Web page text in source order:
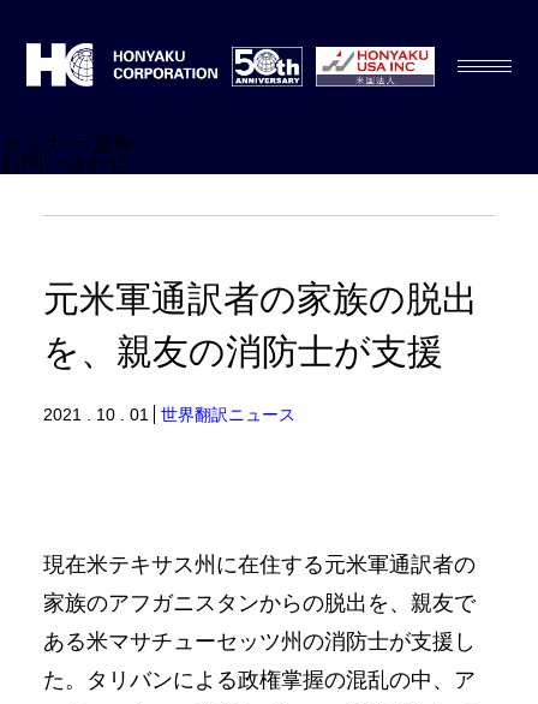
セミナー/資料
お問い合わせ
元米軍通訳者の家族の脱出
を、親友の消防士が支援
2021 . 10 . 01 世界翻訳ニュース
現在米テキサス州に在住する元米軍通訳者の
家族のアフガニスタンからの脱出を、親友で
ある米マサチューセッツ州の消防士が支援し
た。タリバンによる政権掌握の混乱の中、ア